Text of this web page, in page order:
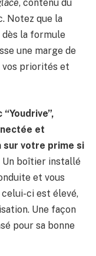
, contenu du
Notez que la
la formule
une marge de
vos priorités et
“Youdrive”,
et
sur votre prime si
Un boîtier installé
et vous
ci est élevé,
Une façon
pour sa bonne